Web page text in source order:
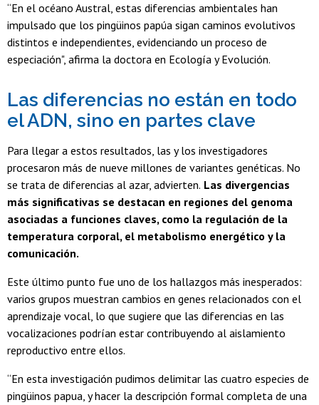
“En el océano Austral, estas diferencias ambientales han
impulsado que los pingüinos papúa sigan caminos evolutivos
distintos e independientes, evidenciando un proceso de
especiación", afirma la doctora en Ecología y Evolución.
Las diferencias no están en todo
el ADN, sino en partes clave
Para llegar a estos resultados, las y los investigadores
procesaron más de nueve millones de variantes genéticas. No
se trata de diferencias al azar, advierten. Las divergencias
más significativas se destacan en regiones del genoma
asociadas a funciones claves, como la regulación de la
temperatura corporal, el metabolismo energético y la
comunicación.
Este último punto fue uno de los hallazgos más inesperados:
varios grupos muestran cambios en genes relacionados con el
aprendizaje vocal, lo que sugiere que las diferencias en las
vocalizaciones podrían estar contribuyendo al aislamiento
reproductivo entre ellos.
“En esta investigación pudimos delimitar las cuatro especies de
pingüinos papua, y hacer la descripción formal completa de una